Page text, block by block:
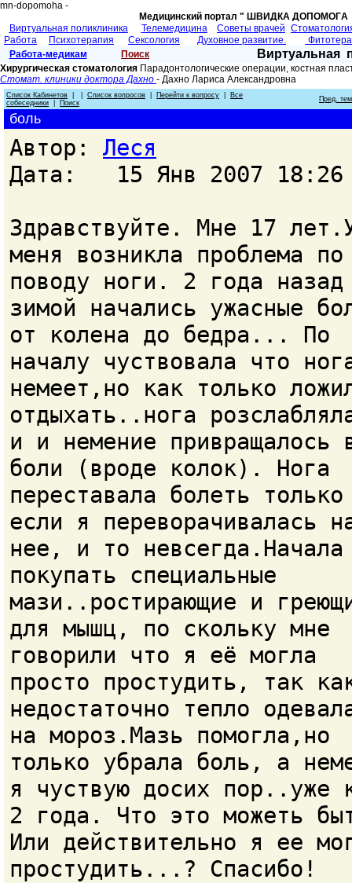
mn-dopomoha -
Медицинский портал " ШВИДКА
Виртуальная поликлиника
Телемедицина Советы врачей
Работа
Психотерапия Сексология Духовное развитие.
Работа-медикам
Поиск Виртуальная
Хирургическая стоматология Парадонтологические операции, костная
Стомат. клиники доктора Дахно - Дахно Лариса Александровна
Список Кабинетов Список вопросов Перейти к вопросу
Все
собеседники
Поиск Пред.
боль
Автор: Леся
Дата: 15 Янв 2007 18:26
Здравствуйте. Мне 17
меня возникла проблема по
поводу ноги. 2 года назад
зимой начались ужасные
от колена до бедра... По
началу чуствовала что
немеет,но как только
отдыхать..нога
и и немение привращалось
боли (вроде колок). Нога
переставала болеть только
если я переворачивалась
нее, и то невсегда.Начала
покупать специальные
мази..ростирающие и
для мышц, по скольку мне
говорили что я её могла
просто простудить, так
недостаточно тепло
на мороз.Мазь помогла,но
только убрала боль, а
я чуствую досих пор..уже
2 года. Что это можеть
Или действительно я ее
простудить...? Спасибо!